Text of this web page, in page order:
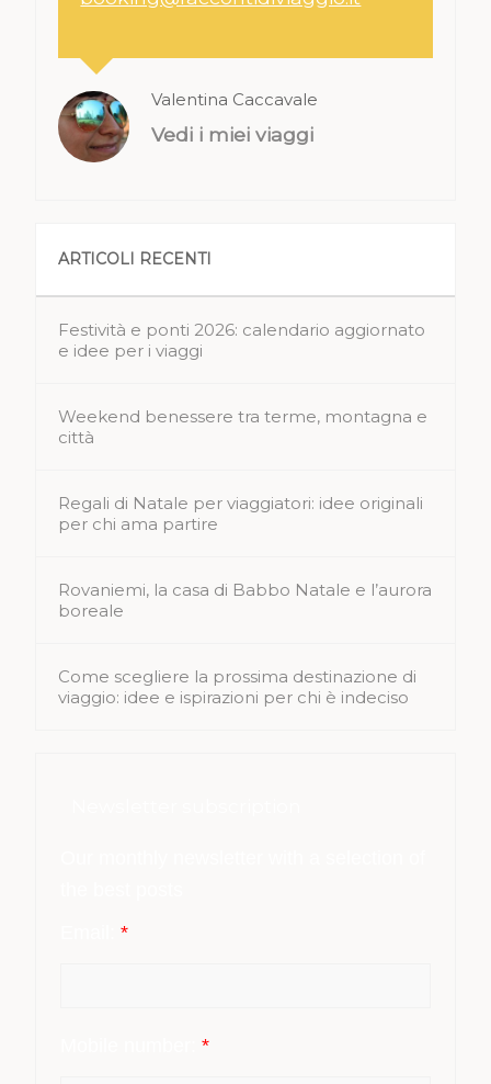
Valentina Caccavale
Vedi i miei viaggi
ARTICOLI RECENTI
Festività e ponti 2026: calendario aggiornato
e idee per i viaggi
Weekend benessere tra terme, montagna e
città
Regali di Natale per viaggiatori: idee originali
per chi ama partire
Rovaniemi, la casa di Babbo Natale e l’aurora
boreale
Come scegliere la prossima destinazione di
viaggio: idee e ispirazioni per chi è indeciso
Email:*
Mobile number:*